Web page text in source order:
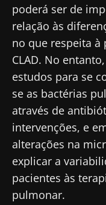
poderá ser de
relação às
no que respeita à
CLAD. No
estudos para se
se as bactérias
através de
intervenções, e
alterações na
explicar a
pacientes às
pulmonar.
BMI 20-35
23/07/2026
O impacto
das
microbiotas
na saúde
reprodutiva
Ler o artigo